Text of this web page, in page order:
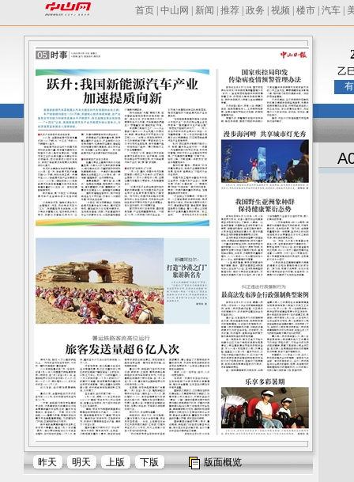
首页 中山网 新闻 推荐 政务 视频 楼市 汽车
昨天 明天 上版 下版 版面概览
乙